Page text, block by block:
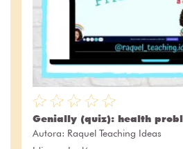
Genially (quiz): health
Autora: Raquel Teaching Ideas